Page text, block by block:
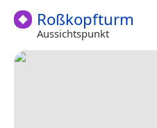
Roßkopfturm
Aussichtspunkt